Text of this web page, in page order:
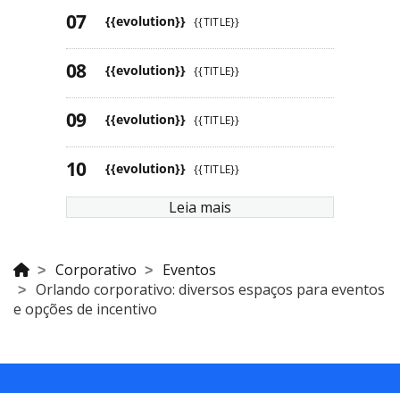
{{evolution}} {{TITLE}}
{{evolution}} {{TITLE}}
{{evolution}} {{TITLE}}
{{evolution}} {{TITLE}}
Leia mais
Corporativo
Eventos
Orlando corporativo: diversos espaços para eventos
e opções de incentivo